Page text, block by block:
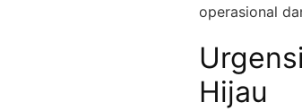
operasional
Hijau